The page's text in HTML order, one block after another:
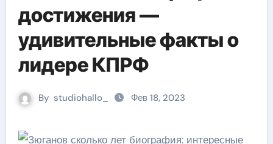
достижения —
удивительные факты о
лидере КПРФ
By studiohallo_ Фев 18, 2023